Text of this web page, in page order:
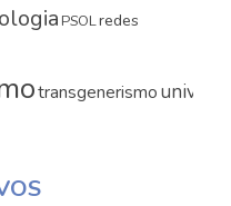
PSOLredes
transgenerismo